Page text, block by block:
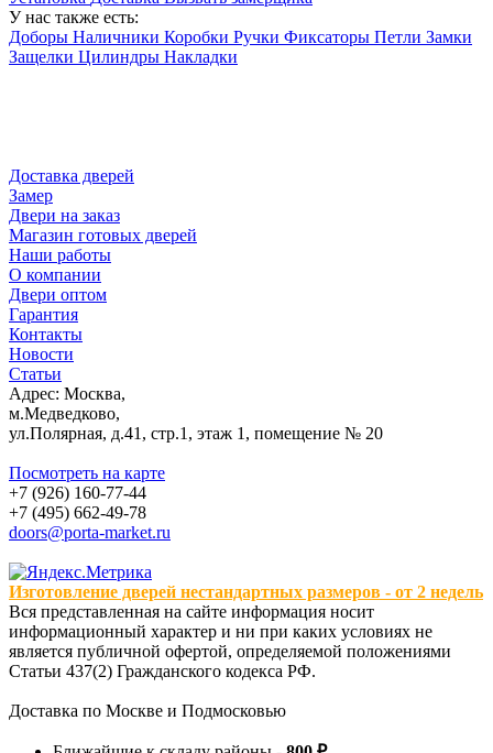
У нас также есть:
Доборы Наличники Коробки Ручки Фиксаторы Петли Замки
Защелки Цилиндры Накладки
Доставка дверей
Замер
Двери на заказ
Магазин готовых дверей
Наши работы
О компании
Двери оптом
Гарантия
Контакты
Новости
Статьи
Адрес: Москва,
м.Медведково,
ул.Полярная, д.41, стр.1, этаж 1, помещение № 20
Посмотреть на карте
+7 (926) 160-77-44
+7 (495) 662-49-78
doors@porta-market.ru
Изготовление дверей нестандартных размеров - от 2 недель
Вся представленная на сайте информация носит
информационный характер и ни при каких условиях не
является публичной офертой, определяемой положениями
Статьи 437(2) Гражданского кодекса РФ.
Доставка по Москве и Подмосковью